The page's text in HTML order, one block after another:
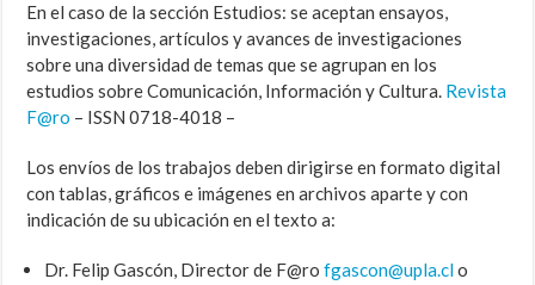
En el caso de la sección Estudios: se aceptan ensayos,
investigaciones, artículos y avances de investigaciones
sobre una diversidad de temas que se agrupan en los
estudios sobre Comunicación, Información y Cultura. Revista
F@ro – ISSN 0718-4018 –
Los envíos de los trabajos deben dirigirse en formato digital
con tablas, gráficos e imágenes en archivos aparte y con
indicación de su ubicación en el texto a:
Dr. Felip Gascón, Director de F@rofgascon@upla.clo